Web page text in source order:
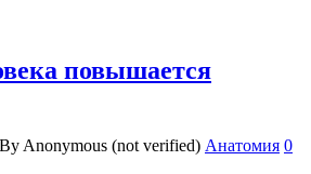
повышается
By Anonymous (not verified) Анатомия 0